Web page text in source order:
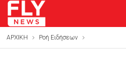
ΑΡΧΙΚΗ Ροή Ειδήσεων